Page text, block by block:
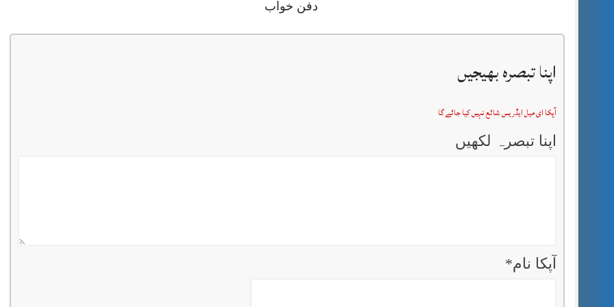
دفن خواب
اپنا تبصرہ بھیجیں
آپکا ای میل ایڈریس شائع نہیں کیا جائے گا
اپنا تبصرہ لکھیں
آپکا نام*